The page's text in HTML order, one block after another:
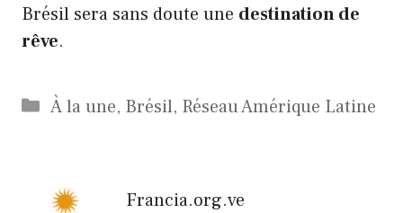
Brésil sera sans doute une destination de
rêve.
Catégories
À la une, Brésil, Réseau Amérique Latine
Francia.org.ve